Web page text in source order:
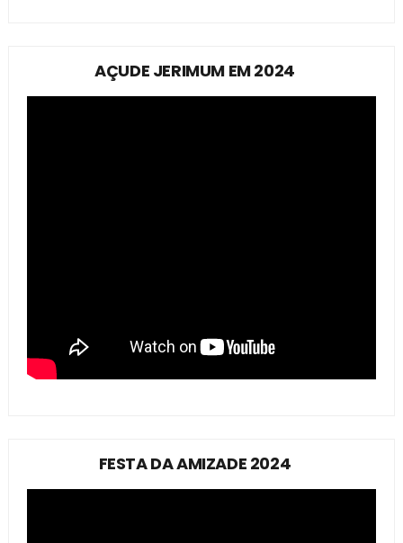
AÇUDE JERIMUM EM 2024
FESTA DA AMIZADE 2024